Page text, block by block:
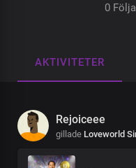
0
AKTIVITETER
Rejoiceee
gillade Loveworld